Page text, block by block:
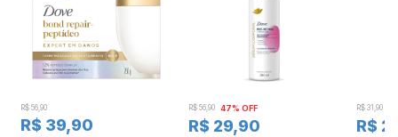
R$ 56,90
R$ 39,90
R$ 56,90 47% OFF
R$ 29,90
R$ 31,90
R$